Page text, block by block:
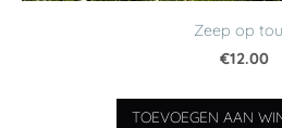
Zeep op
€12.00
TOEVOEGEN AAN